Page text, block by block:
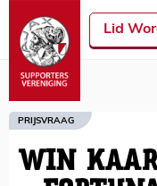
Lid
PRIJSVRAAG
WIN